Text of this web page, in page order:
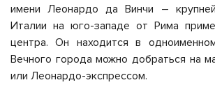
имени Леонардо да Винчи –
Италии на юго-западе от Рима
центра. Он находится в
Вечного города можно добраться на
или Леонардо-экспрессом.